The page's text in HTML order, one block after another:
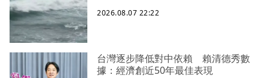
2026.08.07 22:22
台灣逐步降低對中依賴 賴清德秀數
據：經濟創近50年最佳表現